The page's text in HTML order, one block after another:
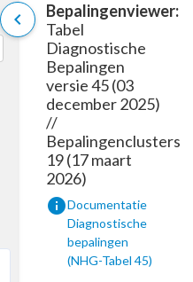
chevron_left
Bepalingenviewer:
Tabel
Diagnostische
Bepalingen
versie 45 (03
december 2025)
//
Bepalingenclusters
19 (17 maart
2026)
infoDocumentatie
Diagnostische
bepalingen
(NHG-Tabel 45)